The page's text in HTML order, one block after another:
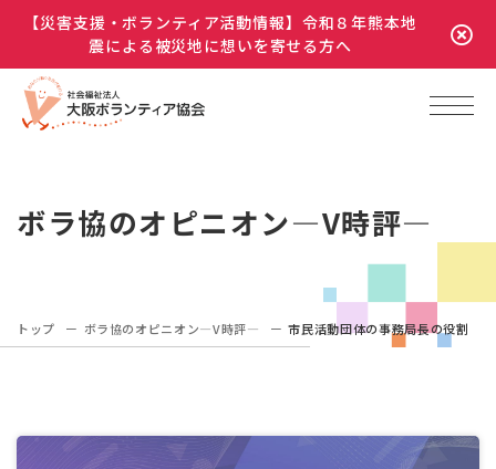
【災害支援・ボランティア活動情報】令和８年熊本地
震による被災地に想いを寄せる方へ
ボラ協のオピニオン―V時評―
トップ ボラ協のオピニオン―V時評― 市民活動団体の事務局長の役割